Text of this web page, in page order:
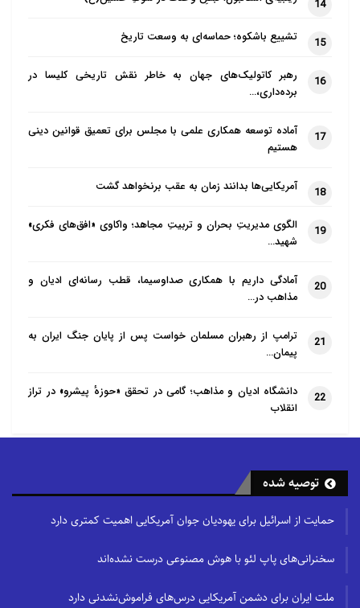
14
15 تشییع باشکوه؛ حماسه‌ای به وسعت تاریخ
16
رهبر کاتولیک‌های جهان به خاطر نقش تاریخی کلیسا در
برده‌داری،…
17
آماده توسعه همکاری علمی با مجلس برای تعمیق قوانین دینی
هستیم
18 آمریکایی‌ها بدانند زمان به عقب برنخواهد گشت
19
الگوی مدیریتِ بحران و تربیتِ مجاهد؛ واکاوی «افق‌های فکری»
شهید…
20
آمادگی داریم با همکاری صداوسیما، قطب رسانه‌ای ادیان و
مذاهب در…
21
ترامپ از رهبران مسلمان خواست پس از پایان جنگ ایران به
پیمان…
22
دانشگاه ادیان و مذاهب؛ گامی در تحقق «حوزهٔ پیشرو» در تراز
انقلاب
توصیه شده
حمایت از اسرائیل برای یهودیان جوان آمریکایی اهمیت کمتری دارد
سخنرانی‌های پاپ لئو با هوش مصنوعی درست نشده‌اند
ملت ایران برای دشمن آمریکایی درس‌های فراموش‌نشدنی دارد